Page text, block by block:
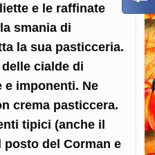
e le raffinate
smania di
la sua pasticceria.
cialde di
e imponenti. Ne
crema pasticcera.
tipici (anche il
del Corman e